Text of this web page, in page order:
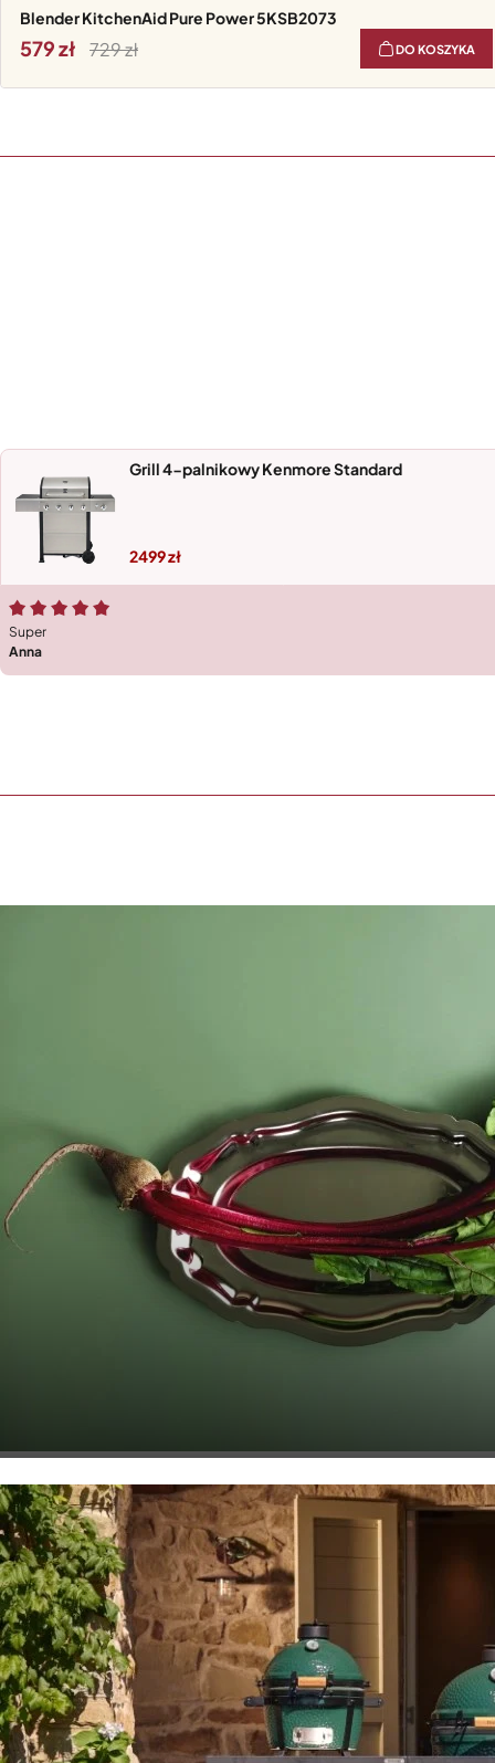
Blender KitchenAid Pure Power 5KSB2073
579 729 DO KOSZYKA
Grill 4-palnikowy Kenmore Standard
2499
Super
Anna
CZYTAJ WIĘCEJ